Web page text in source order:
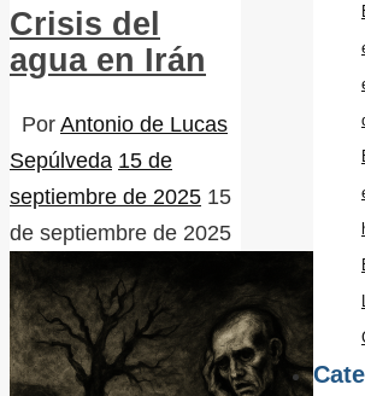
Crisis del
agua en Irán
Por Antonio de Lucas
Sepúlveda 15 de
septiembre de 2025 15
de septiembre de 2025